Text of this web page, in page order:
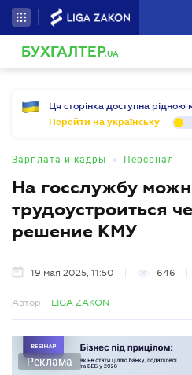
БУХГАЛТЕР.UA
Ця сторінка доступна рідною
Перейти на українську
Зарплата и кадры • Персонал
На госслужбу
трудоустроиться
решение КМУ
19 мая 2025, 11:50 646
Автор: LIGA ZAKON
Реклама